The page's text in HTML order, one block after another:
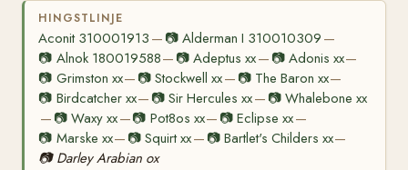
HINGSTLINJE
Aconit 310001913 — 📷Alderman I 310010309 —
📷 Alnok 180019588— 📷Adeptus xx— 📷 Adonis xx—
📷 Grimston xx— 📷Stockwell xx— 📷 The Baron xx—
📷 Birdcatcher xx— 📷Sir Hercules xx— 📷 Whalebone xx
— 📷Waxy xx—📷 Pot8os xx— 📷Eclipse xx—
📷 Marske xx— 📷Squirt xx— 📷 Bartlet's Childers xx—
📷 Darley Arabian ox